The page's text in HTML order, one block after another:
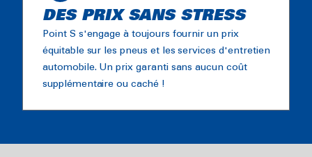
DES PRIX SANS STRESS
Point S s'engage à toujours fournir un prix
équitable sur les pneus et les services d'entretien
automobile. Un prix garanti sans aucun coût
supplémentaire ou caché !